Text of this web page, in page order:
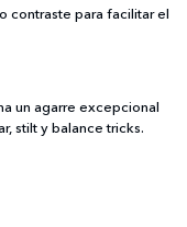
contraste para facilitar el
un agarre excepcional
stilt y balance tricks.